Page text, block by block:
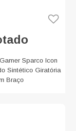
Sparco Icon
Sintético Giratória
Braço